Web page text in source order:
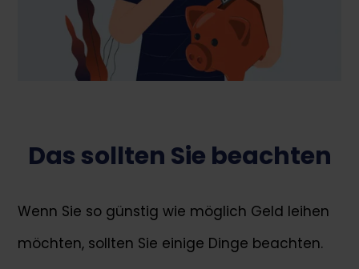
Das sollten Sie beachten
Wenn Sie so günstig wie möglich Geld leihen
möchten, sollten Sie einige Dinge beachten.